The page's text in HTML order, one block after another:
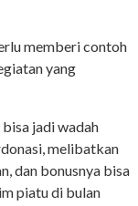
memberi contoh
yang
jadi wadah
melibatkan
dan bonusnya bisa
piatu di bulan